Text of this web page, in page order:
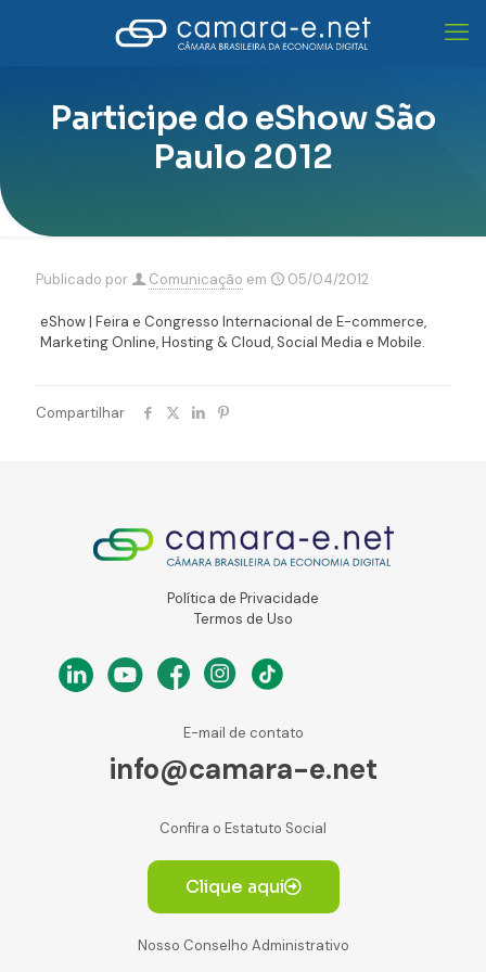
Participe do eShow São
Paulo 2012
Publicado por Comunicação em 05/04/2012
eShow | Feira e Congresso Internacional de E-commerce,
Marketing Online, Hosting & Cloud, Social Media e Mobile.
Compartilhar
Política de Privacidade
Termos de Uso
E-mail de contato
info@camara-e.net
Confira o Estatuto Social
Clique aqui
Nosso Conselho Administrativo